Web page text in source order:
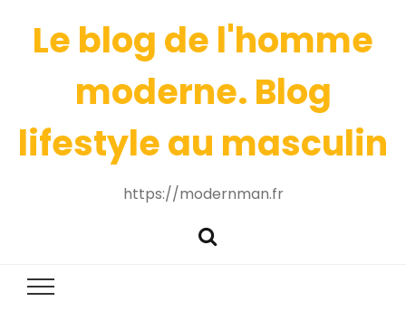
Le blog de l'homme
moderne. Blog
lifestyle au masculin
https://modernman.fr